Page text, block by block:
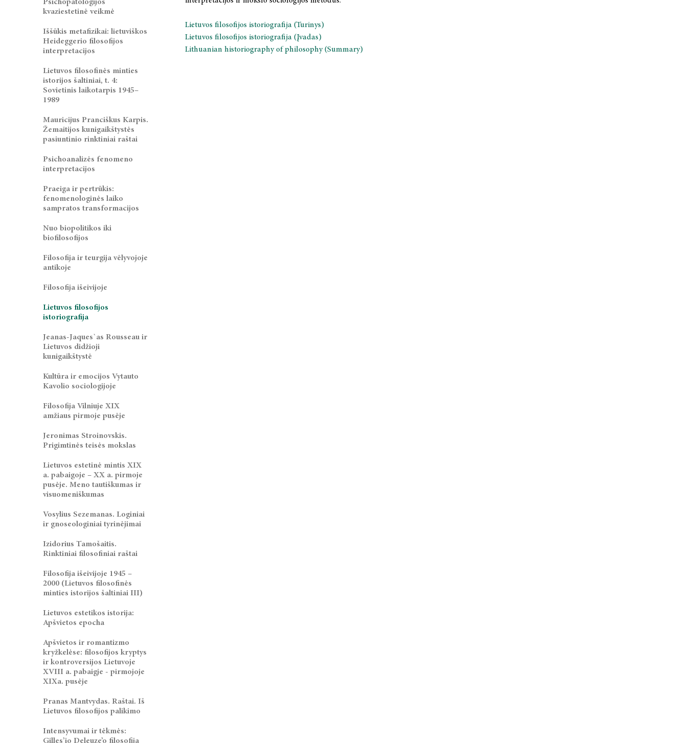
Psichopatologijos
kvaziestetinė veikmė
Iššūkis metafizikai: lietuviškos
Heideggerio filosofijos
interpretacijos
Lietuvos filosofinės minties
istorijos šaltiniai, t. 4:
Sovietinis laikotarpis 1945–
1989
Mauricijus Pranciškus Karpis.
Žemaitijos kunigaikštystės
pasiuntinio rinktiniai raštai
Psichoanalizės fenomeno
interpretacijos
Praeiga ir pertrūkis:
fenomenologinės laiko
sampratos transformacijos
Nuo biopolitikos iki
biofilosofijos
Filosofija ir teurgija vėlyvojoje
antikoje
Filosofija išeivijoje
Lietuvos filosofijos
istoriografija
Jeanas-Jaques`as Rousseau ir
Lietuvos didžioji
kunigaikštystė
Kultūra ir emocijos Vytauto
Kavolio sociologijoje
Filosofija Vilniuje XIX
amžiaus pirmoje pusėje
Jeronimas Stroinovskis.
Prigimtinės teisės mokslas
Lietuvos estetinė mintis XIX
a. pabaigoje – XX a. pirmoje
pusėje. Meno tautiškumas ir
visuomeniškumas
Vosylius Sezemanas. Loginiai
ir gnoseologiniai tyrinėjimai
Izidorius Tamošaitis.
Rinktiniai filosofiniai raštai
Filosofija išeivijoje 1945 –
2000 (Lietuvos filosofinės
minties istorijos šaltiniai III)
Lietuvos estetikos istorija:
Apšvietos epocha
Apšvietos ir romantizmo
kryžkelėse: filosofijos kryptys
ir kontroversijos Lietuvoje
XVIII a. pabaigje - pirmojoje
XIXa. pusėje
Pranas Mantvydas. Raštai. Iš
Lietuvos filosofijos palikimo
Intensyvumai ir tėkmės:
Gilles’io Deleuze’o filosofija
Lietuvos filosofijos istoriografija (Turinys)
Lietuvos filosofijos istoriografija (Įvadas)
Lithuanian historiography of philosophy (Summary)